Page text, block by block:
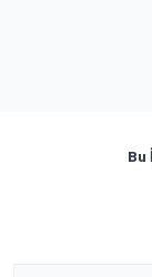
Bu